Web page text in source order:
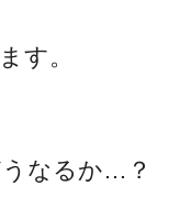
す。
なるか…？